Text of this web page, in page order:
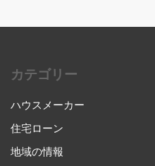
カテゴリー
ハウスメーカー
住宅ローン
地域の情報